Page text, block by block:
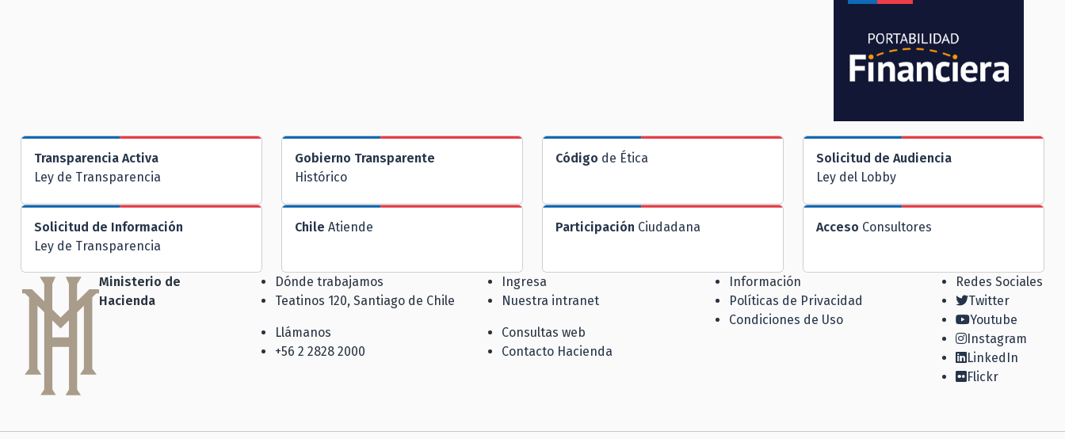
Transparencia Activa
Ley de Transparencia
Gobierno Transparente
Histórico
Código de Ética
Solicitud de Audiencia
Ley del Lobby
Solicitud de Información
Ley de Transparencia
Chile Atiende Participación Ciudadana Acceso Consultores
Ministerio de
Hacienda
Dónde trabajamos
Teatinos 120, Santiago de Chile
Llámanos
+56 2 2828 2000
Ingresa
Nuestra intranet
Consultas web
Contacto Hacienda
Información
Políticas de Privacidad
Condiciones de Uso
Redes Sociales
Twitter
Youtube
Instagram
LinkedIn
Flickr